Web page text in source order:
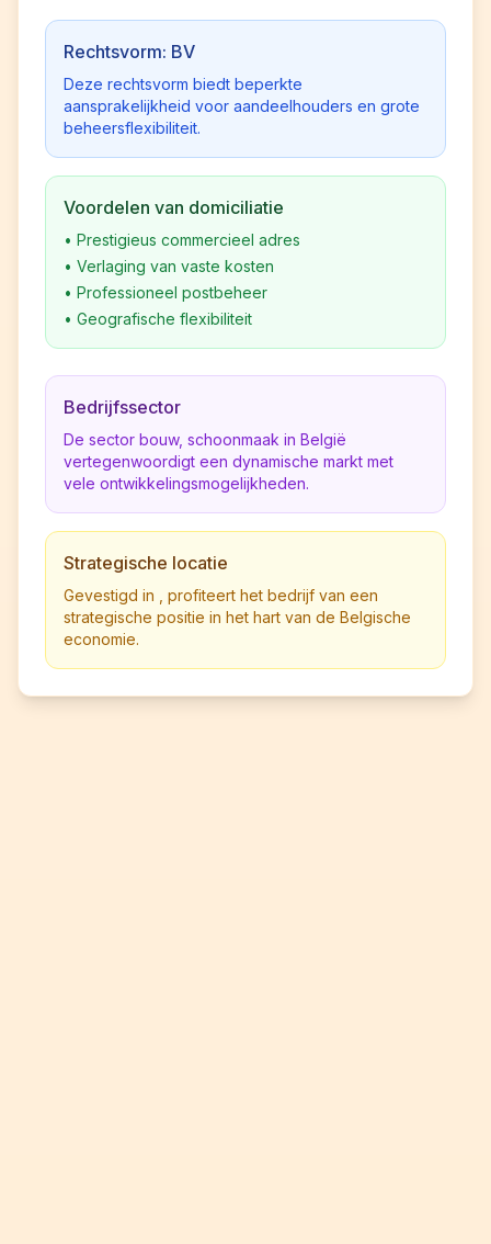
Rechtsvorm: BV
Deze rechtsvorm biedt beperkte
aansprakelijkheid voor aandeelhouders en grote
beheersflexibiliteit.
Voordelen van domiciliatie
• Prestigieus commercieel adres
• Verlaging van vaste kosten
• Professioneel postbeheer
• Geografische flexibiliteit
Bedrijfssector
De sector bouw, schoonmaak in België
vertegenwoordigt een dynamische markt met
vele ontwikkelingsmogelijkheden.
Strategische locatie
Gevestigd in , profiteert het bedrijf van een
strategische positie in het hart van de Belgische
economie.